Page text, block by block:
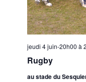
Rugby
jeudi 4 juin-20h00 à
au stade du